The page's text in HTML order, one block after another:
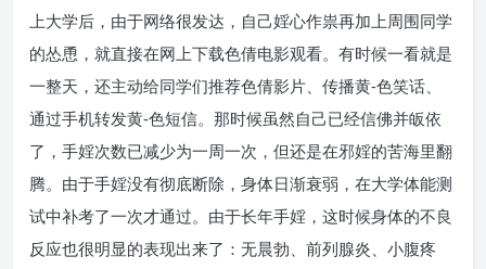
上大学后，由于网络很发达，自己婬心作祟再加上周围同学
的怂恿，就直接在网上下载色倩电影观看。有时候一看就是
一整天，还主动给同学们推荐色倩影片、传播黄-色笑话、
通过手机转发黄-色短信。那时候虽然自己已经信佛并皈依
了，手婬次数已减少为一周一次，但还是在邪婬的苦海里翻
腾。由于手婬没有彻底断除，身体日渐衰弱，在大学体能测
试中补考了一次才通过。由于长年手婬，这时候身体的不良
反应也很明显的表现出来了：无晨勃、前列腺炎、小腹疼